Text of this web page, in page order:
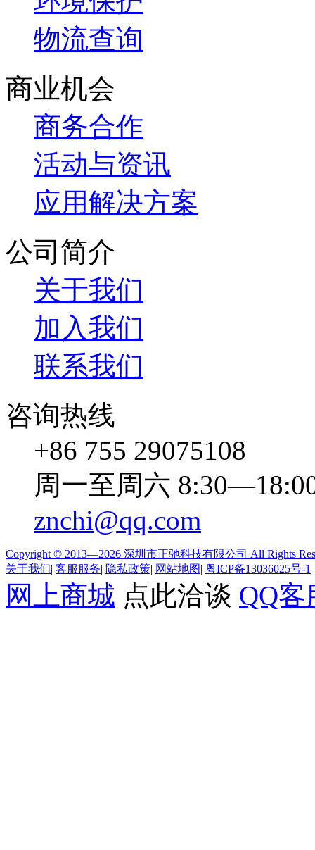
物流查询
商业机会
商务合作
活动与资讯
应用解决方案
公司简介
关于我们
加入我们
联系我们
咨询热线
+86 755 29075108
周一至周六
znchi@qq.com
Copyright © 2013—2026 深圳市正驰科技有限公司 All Rights
关于我们| 客服服务| 隐私政策| 网站地图| 粤ICP备13036025号-1
网上商城 点此洽谈 QQ客